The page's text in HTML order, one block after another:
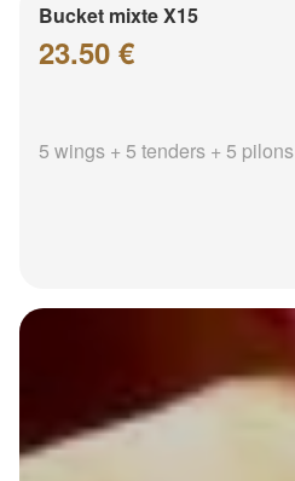
Bucket mixte X15
23.50 €
5 wings + 5 tenders + 5 pilons